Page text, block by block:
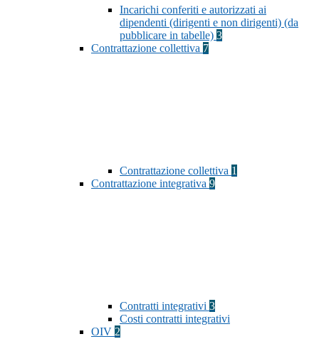
Incarichi conferiti e autorizzati ai
dipendenti (dirigenti e non dirigenti) (da
pubblicare in tabelle) 3
Contrattazione collettiva 7
Contrattazione collettiva 1
Contrattazione integrativa 9
Contratti integrativi 3
Costi contratti integrativi
OIV 2